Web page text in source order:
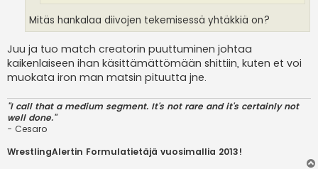
Mitäs hankalaa diivojen tekemisessä yhtäkkiä on?
Juu ja tuo match creatorin puuttuminen johtaa
kaikenlaiseen ihan käsittämättömään shittiin, kuten et voi
muokata iron man matsin pituutta jne.
"I call that a medium segment. It's not rare and it's certainly not
well done."
- Cesaro
WrestlingAlertin Formulatietäjä vuosimallia 2013!